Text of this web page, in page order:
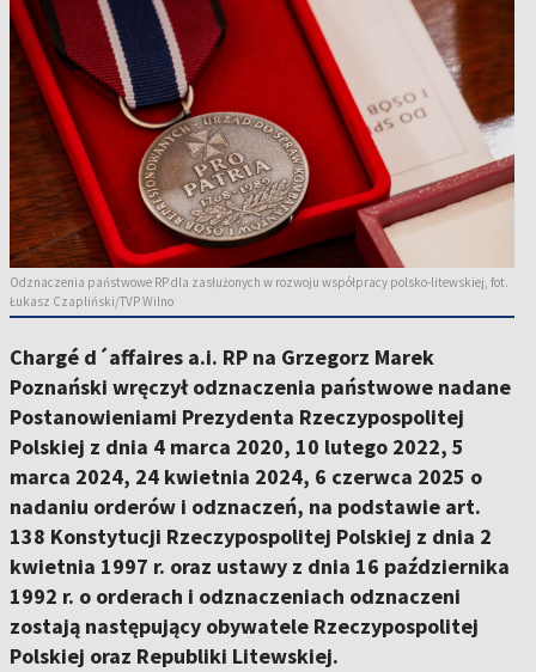
Odznaczenia państwowe RP dla zasłużonych w rozwoju współpracy polsko-litewskiej, fot.
Łukasz Czapliński/TVP Wilno
Chargé d´affaires a.i. RP na Grzegorz Marek
Poznański wręczył odznaczenia państwowe nadane
Postanowieniami Prezydenta Rzeczypospolitej
Polskiej z dnia 4 marca 2020, 10 lutego 2022, 5
marca 2024, 24 kwietnia 2024, 6 czerwca 2025 o
nadaniu orderów i odznaczeń, na podstawie art.
138 Konstytucji Rzeczypospolitej Polskiej z dnia 2
kwietnia 1997 r. oraz ustawy z dnia 16 października
1992 r. o orderach i odznaczeniach odznaczeni
zostają następujący obywatele Rzeczypospolitej
Polskiej oraz Republiki Litewskiej.